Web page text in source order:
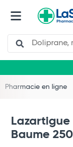
Search
Pharmacie en ligne
Baume 250